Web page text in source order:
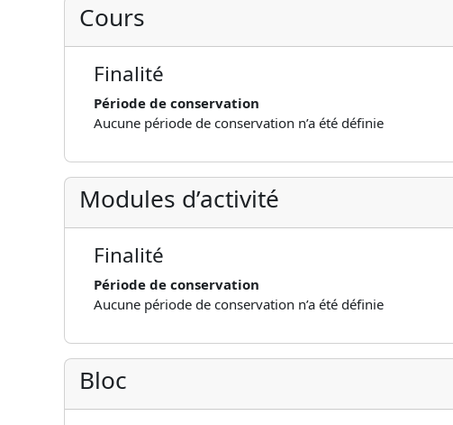
Cours
Finalité
Période de conservation
Aucune période de conservation n’a été définie
Modules d’activité
Finalité
Période de conservation
Aucune période de conservation n’a été définie
Bloc